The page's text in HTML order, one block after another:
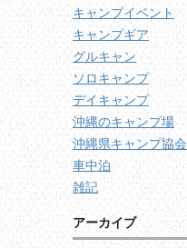
キャンプイベント
キャンプギア
グルキャン
ソロキャンプ
デイキャンプ
沖縄のキャンプ場
沖縄県キャンプ協会
車中泊
雑記
アーカイブ